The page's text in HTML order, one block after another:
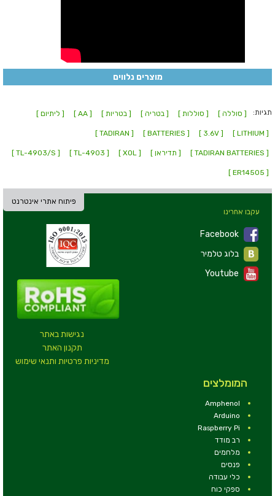
מוצרים נלווים
תגיות: [ סוללה ] [ סוללות ] [ בטריה ] [ בטריות ] [ AA ] [ ליתיום ]
[ LITHIUM ]
[ 3.6V ]
[ BATTERIES ]
[ TADIRAN ]
[ TADIRAN BATTERIES ] [ תדיראן ] [ XOL ]
[ TL-4903 ]
[ TL-4903/S ]
[ ER14505 ]
פיתוח אתרי אינטרנט
נגישות באתר
תקנון האתר
מדיניות פרטיות ותנאי שימוש
עקבו אחרינו
Facebook
Youtube
המומלצים
Amphenol
Arduino
Raspberry Pi
רב מודד
מלחמים
פנסים
כלי עבודה
ספקי כוח